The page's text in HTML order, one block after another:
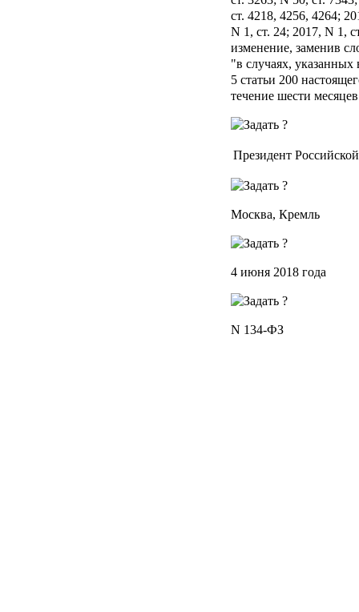
ст. 4218, 4256, 4264;
N 1, ст. 24; 2017, N 1,
изменение, заменив
"в случаях, указанных
5 статьи 200
течение шести
Президент
Москва, Кремль
4 июня 2018 года
N 134-ФЗ